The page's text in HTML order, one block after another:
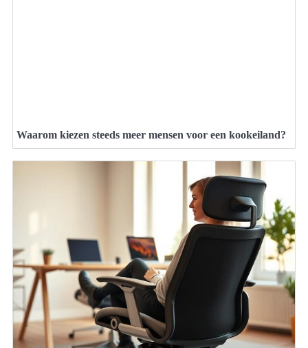
Waarom kiezen steeds meer mensen voor een kookeiland?